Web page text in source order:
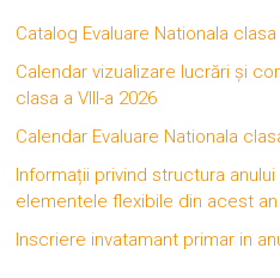
Catalog Evaluare Nationala clasa
Calendar vizualizare lucrări și
clasa a VIII-a 2026
Calendar Evaluare Nationala
Informații privind structura
elementele flexibile din acest
Inscriere invatamant primar in